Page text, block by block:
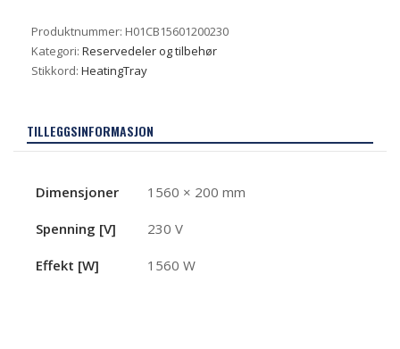
Produktnummer: H01CB15601200230
Kategori: Reservedeler og tilbehør
Stikkord: HeatingTray
TILLEGGSINFORMASJON
Dimensjoner 1560 × 200 mm
Spenning [V] 230 V
Effekt [W] 1560 W